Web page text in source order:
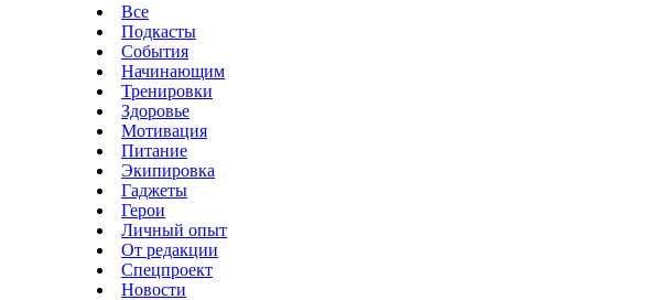
Все
Подкасты
События
Начинающим
Тренировки
Здоровье
Мотивация
Питание
Экипировка
Гаджеты
Герои
Личный опыт
От редакции
Спецпроект
Новости